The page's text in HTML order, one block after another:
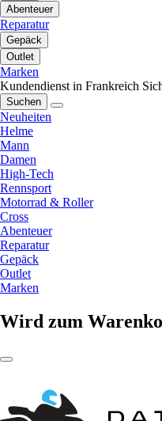
Abenteuer
Reparatur
Gepäck
Outlet
Marken
Kundendienst in Frankreich
Suchen
Neuheiten
Helme
Mann
Damen
High-Tech
Rennsport
Motorrad & Roller
Cross
Abenteuer
Reparatur
Gepäck
Outlet
Marken
Wird zum